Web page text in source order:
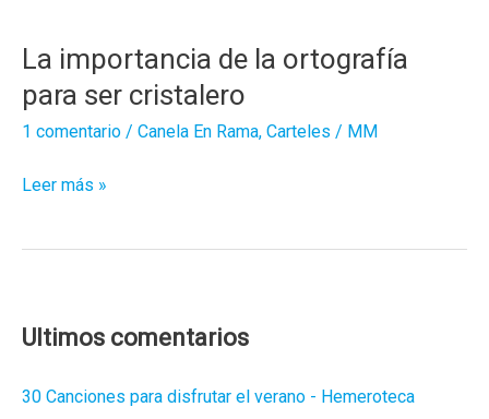
La importancia de la ortografía
para ser cristalero
1 comentario / Canela En Rama, Carteles / MM
La
para
cristalero
Leer más »
Ultimos comentarios
30 Canciones para disfrutar el verano - Hemeroteca